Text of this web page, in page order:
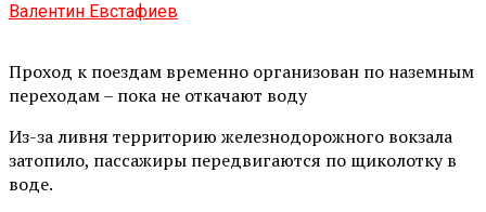
Валентин Евстафиев
Проход к поездам временно организован по наземным
переходам – пока не откачают воду
Из-за ливня территорию железнодорожного вокзала
затопило, пассажиры передвигаются по щиколотку в
воде.